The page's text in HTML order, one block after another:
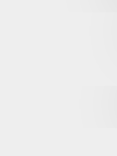
استهداف حزب العمال
بإقليم كوردستان
برئاسة الشيخ أحمد الجربا